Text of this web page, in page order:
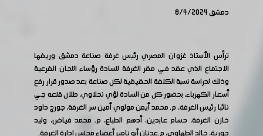
دمشق 8/4/2024
ترأس الأستاذ غزوان المصري رئيس غرفة صناعة دمشق وريفها
الاجتماع الذي عقد في مقر الغرفة للسادة رؤساء اللجان الفرعية
وذلك لدراسة نسبة الكلفة الحقيقية لكل صناعة بعد صدور قرار رفع
أسعار الكهرباء، بحضور كل من السادة لؤي نحلاوي، طلال قلعه جي
نائبا رئيس الغرفة، م. محمد أيمن مولوي أمين سر الغرفة، جورج داود
خازن الغرفة، حسام عابدين، أدهم الطباع، م. محمد فياض، وليد